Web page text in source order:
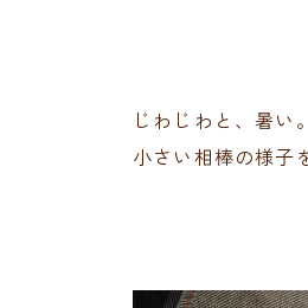
じわじわと、暑い
小さい相棒の様子